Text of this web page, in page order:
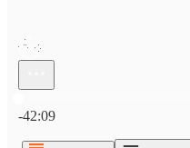
-42:09